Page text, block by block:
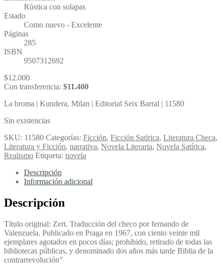
Rústica con solapas
Estado
Como nuevo - Excelente
Páginas
285
ISBN
9507312692
$12.000
Con transferencia: $11.400
La broma | Kundera, Milan | Editorial Seix Barral | 11580
Sin existencias
SKU: 11580 Categorías: Ficción, Ficción Satírica, Literatura Checa,
Literatura y Ficción, narrativa, Novela Literaria, Novela Satírica,
Realismo Etiqueta: novela
Descripción
Información adicional
Descripción
Título original: Zert. Traducción del checo por fernando de
Valenzuela. Publicado en Praga en 1967, con ciento veinte mil
ejemplares agotados en pocos días; prohibido, retirado de todas las
bibliotecas públicas, y denominado dos años más tarde Biblia de la
contrarrevolución”